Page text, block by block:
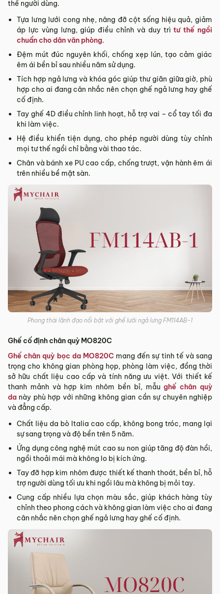
thế người dùng.
Tựa lưng lưới cong nhẹ, nâng đỡ cột sống hiệu quả, giảm
áp lực vùng lưng, giúp điều chỉnh và duy trìtư thế ngồi
chuẩn cho dân văn phòng.
Đệm mút đúc nguyên khối, chống xẹp lún, tạo cảm giác
êm ái bền bỉ sau nhiều năm sử dụng.
Tích hợp ngả lưng và khóa góc giúp thư giãn giữa giờ, phù
hợp cho ai đang cân nhắc nên chọn ghế ngả lưng hay ghế
cố định.
Tay ghế 4D điều chỉnh linh hoạt, hỗ trợ vai – cổ tay tối đa
khi làm việc.
Hệ điều khiển tiện dụng, cho phép người dùng tùy chỉnh
mọi tư thế ngồi chỉ bằng vài thao tác.
Chân và bánh xe PU cao cấp, chống trượt, vận hành êm ái
trên nhiều bề mặt sàn.
Phong thái lãnh đạo nổi bật với ghế lưới ngả lưng FM114AB-1
Ghế cố định chân quỳ MO820C
Ghế chân quỳ bọc da MO820Cmang đến sự tinh tế và sang
trọng cho không gian phòng họp, phòng làm việc, đồng thời
sở hữu chất liệu cao cấp và tính năng ưu việt. Với thiết kế
thanh mảnh và hợp kim nhôm bền bỉ, mẫughế chân quỳ
da này phù hợp với những không gian cần sự chuyên nghiệp
và đẳng cấp.
Chất liệu da bò Italia cao cấp, không bong tróc, mang lại
sự sang trọng và độ bền trên 5 năm.
Ứng dụng công nghệ mút cao su non giúp tăng độ đàn hồi,
ngồi thoải mái mà không lo bị kích ứng.
Tay đỡ hợp kim nhôm được thiết kế thanh thoát, bền bỉ, hỗ
trợ người dùng tối ưu khi ngồi lâu mà không bị mỏi tay.
Cung cấp nhiều lựa chọn màu sắc, giúp khách hàng tùy
chỉnh theo phong cách và không gian làm việc cho ai đang
cân nhắc nên chọn ghế ngả lưng hay ghế cố định.